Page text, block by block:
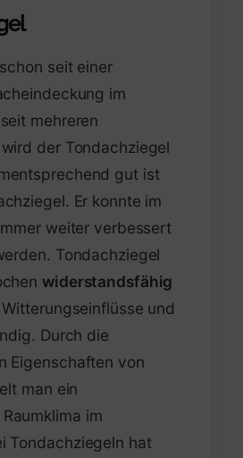
seit einer
im
mehreren
der Tondachziegel
gut ist
Er konnte im
weiter verbessert
Tondachziegel
widerstandsfähig
und
Durch die
Eigenschaften von
man ein
im
Tondachziegeln hat